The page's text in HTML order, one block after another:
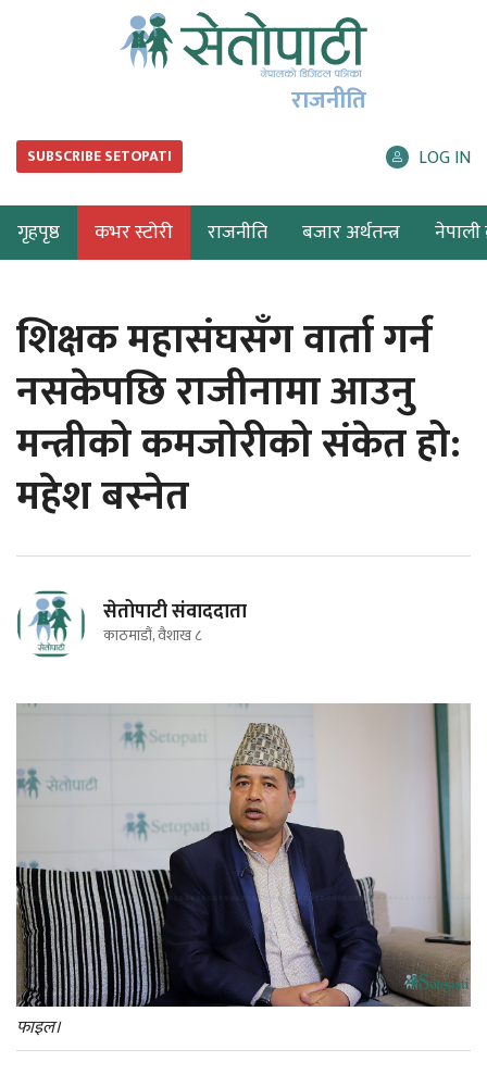
राजनीति
SUBSCRIBE SETOPATI LOG IN
गृहपृष्ठ कभर स्टोरी राजनीति बजार अर्थतन्त्र नेपाली
शिक्षक महासंघसँग वार्ता गर्न
नसकेपछि राजीनामा आउनु
मन्त्रीको कमजोरीको संकेत हो:
महेश बस्नेत
सेतोपाटी संवाददाता
काठमाडौं, वैशाख ८
फाइल।